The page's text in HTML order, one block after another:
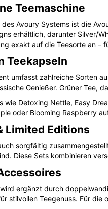
Teemaschine
Avoury Systems ist die
erhältlich, darunter Silver/
exakt auf die Teesorte an –
Teekapseln
umfasst zahlreiche Sorten
Genießer. Grüner Tee,
wie Detoxing Nettle, Easy
oder Blooming Raspberry
Limited Editions
sorgfältig
Diese Sets kombinieren
ergänzt durch
stilvollen Teegenuss. Für die